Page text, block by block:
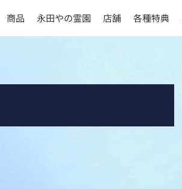
商品 永田やの霊園 店舗 各種特典